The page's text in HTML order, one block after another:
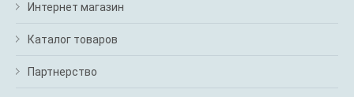
Интернет магазин
Каталог товаров
Партнерство